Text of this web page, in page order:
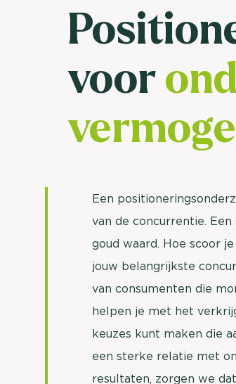
voor
Een
van de concurrentie.
goud waard. Hoe scoor
jouw belangrijkste
van consumenten die
helpen je met het
keuzes kunt maken die
een sterke relatie met
resultaten, zorgen we